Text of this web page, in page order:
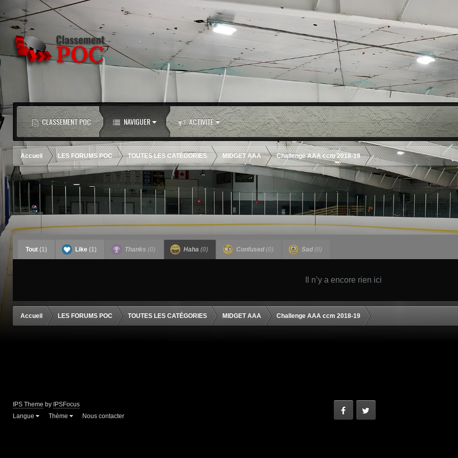
CLASSEMENT POC NAVIGUER ACTIVITÉ
Accueil LES FORUMS POC TOUTES LES CATÉGORIES MIDGET AAA Challenge AAA ccm 2018-19
Tout (1) Like (1) Thanks (0) Haha (0) Confused (0) Sad (0)
Il n’y a encore rien ici
Accueil LES FORUMS POC TOUTES LES CATÉGORIES MIDGET AAA Challenge AAA ccm 2018-19
IPS Theme by IPSFocus
Langue
Thème Nous contacter
Facebook